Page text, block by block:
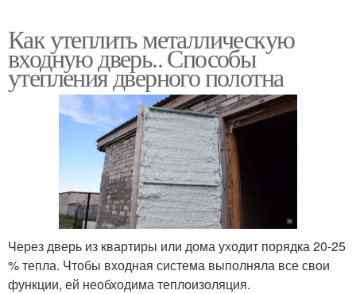
Как утеплить металлическую
входную дверь.. Способы
утепления дверного полотна
Через дверь из квартиры или дома уходит порядка 20-25
% тепла. Чтобы входная система выполняла все свои
функции, ей необходима теплоизоляция.